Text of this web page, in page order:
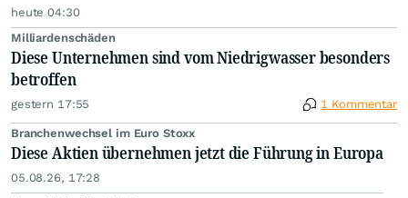
heute 04:30
Milliardenschäden
Diese Unternehmen sind vom Niedrigwasser besonders
betroffen
gestern 17:55 1 Kommentar
Branchenwechsel im Euro Stoxx
Diese Aktien übernehmen jetzt die Führung in Europa
05.08.26, 17:28